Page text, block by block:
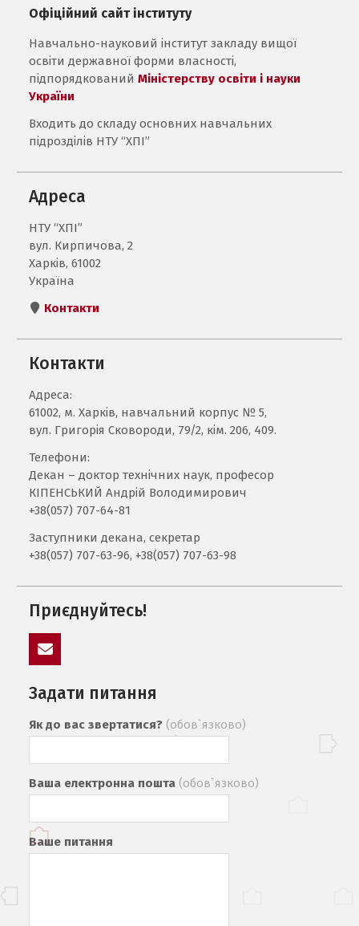
Офіційний сайт інституту
Навчально-науковий інститут закладу вищої
освіти державної форми власності,
підпорядкованийМіністерству освіти і науки
України
Входить до складу основних навчальних
підрозділів НТУ “ХПІ”
Адреса
НТУ “ХПІ”
вул. Кирпичова, 2
Харків, 61002
Україна
Контакти
Контакти
Адреса:
61002, м. Харків, навчальний корпус № 5,
вул. Григорія Сковороди, 79/2, кім. 206, 409.
Телефони:
Декан – доктор технічних наук, професор
КІПЕНСЬКИЙ Андрій Володимирович
+38(057) 707-64-81
Заступники декана, секретар
+38(057) 707-63-96, +38(057) 707-63-98
Приєднуйтесь!
Задати питання
Як до вас звертатися? (обов`язково)
Ваша електронна пошта (обов`язково)
Ваше питання